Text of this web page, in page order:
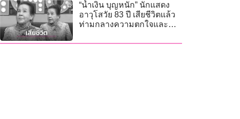
“น้ำเงิน บุญหนัก” นักแสดง
อาวุโสวัย 83 ปี เสียชีวิตแล้ว
ท่ามกลางความตกใจและ